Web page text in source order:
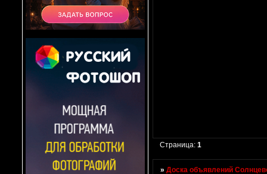
Страница:1
»Доска объявлений